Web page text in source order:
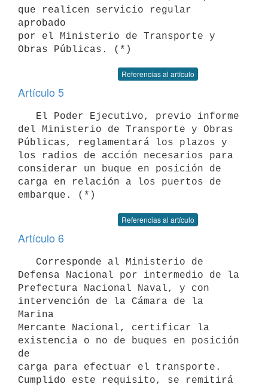
que realicen servicio regular
aprobado
por el Ministerio de Transporte y
Referencias al artículo
Artículo 5
del Ministerio de Transporte y Obras
Públicas, reglamentará los plazos y
los radios de acción necesarios para
considerar un buque en posición de
carga en relación a los puertos de
Referencias al artículo
Artículo 6
Defensa Nacional por intermedio de la
Prefectura Nacional Naval, y con
intervención de la Cámara de la
Marina
Mercante Nacional, certificar la
existencia o no de buques en posición
de
carga para efectuar el transporte.
Cumplido este requisito, se remitirá